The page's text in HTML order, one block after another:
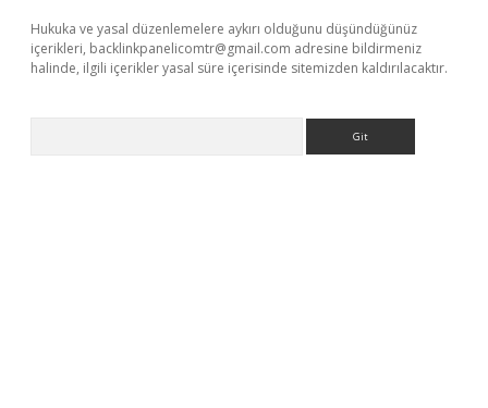
Hukuka ve yasal düzenlemelere aykırı olduğunu düşündüğünüz
içerikleri, backlinkpanelicomtr@gmail.com adresine bildirmeniz
halinde, ilgili içerikler yasal süre içerisinde sitemizden kaldırılacaktır.